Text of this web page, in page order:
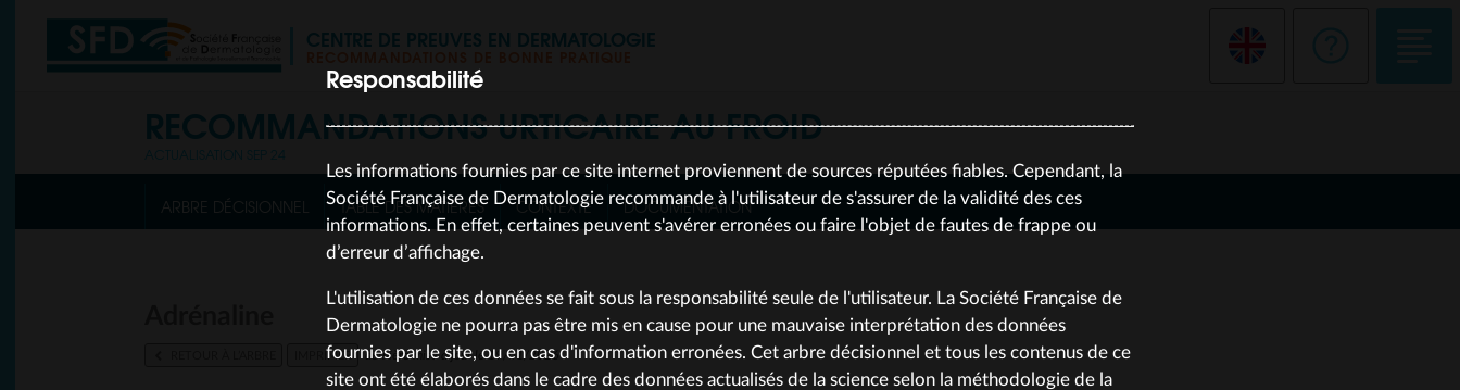
CENTRE DE PREUVES EN DERMATOLOGIE
RECOMMANDATIONSURTICAIRE AU FROID
ACTUALISATION SEP 24
ARBRE DÉCISIONNEL TABLE DES MATIÈRES CONTEXTE DOCUMENTATION
Responsabilité
Les informations fournies par ce site internet proviennent de sources réputées fiables. Cependant, la
Société Française de Dermatologie recommande à l'utilisateur de s'assurer de la validité des ces
informations. En effet, certaines peuvent s'avérer erronées ou faire l'objet de fautes de frappe ou
d’erreur d’affichage.
L'utilisation de ces données se fait sous la responsabilité seule de l'utilisateur. La Société Française de
Dermatologie ne pourra pas être mis en cause pour une mauvaise interprétation des données
fournies par le site, ou en cas d'information erronées. Cet arbre décisionnel et tous les contenus de ce
site ont été élaborés dans le cadre des données actualisés de la science selon la méthodologie de la
IMPRIMER dernière mise à jour le 19/01/2026